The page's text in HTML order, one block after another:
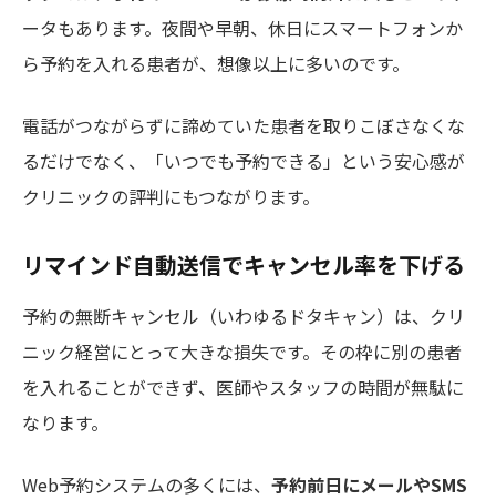
ータもあります。夜間や早朝、休日にスマートフォンか
ら予約を入れる患者が、想像以上に多いのです。
電話がつながらずに諦めていた患者を取りこぼさなくな
るだけでなく、「いつでも予約できる」という安心感が
クリニックの評判にもつながります。
リマインド自動送信でキャンセル率を下げる
予約の無断キャンセル（いわゆるドタキャン）は、クリ
ニック経営にとって大きな損失です。その枠に別の患者
を入れることができず、医師やスタッフの時間が無駄に
なります。
Web予約システムの多くには、 予約前日にメールやSMS